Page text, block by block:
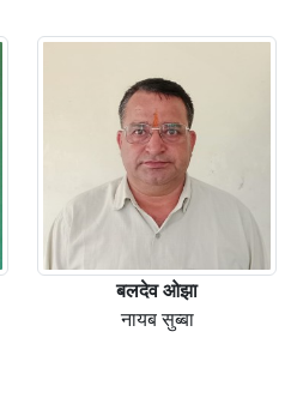
बलदेव ओझा
नायब सुब्बा